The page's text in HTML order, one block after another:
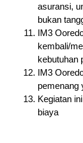
asuransi,
bukan
IM3
kembali/
kebutuhan
IM3
pemenang
Kegiatan
biaya